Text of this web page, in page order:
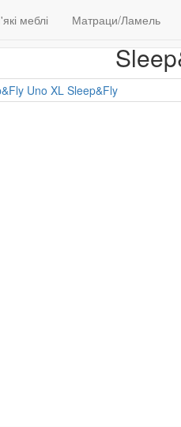
39 176 Контакти
меблі Матраци/Ламель